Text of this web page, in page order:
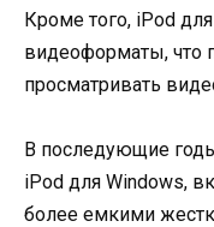
Кроме того, iPod
видеоформаты, что
просматривать
В последующие
iPod для Windows,
более емкими